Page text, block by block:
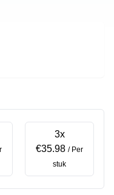
3x
€35.98 / Per
stuk